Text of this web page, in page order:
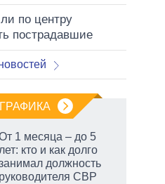
по центру
пострадавшие
1 месяца – до 5
лет: кто и как долго
должность
руководителя СВР